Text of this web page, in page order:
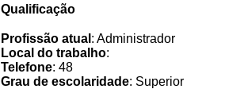
Qualificação
Profissão atual : Administrador
Local do trabalho:
Telefone: 48
Grau de escolaridade: Superior